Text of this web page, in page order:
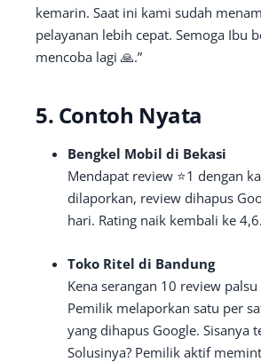
kemarin. Saat ini kami sudah
pelayanan lebih cepat. Semoga Ibu
mencoba lagi 🙏.”
5. Contoh Nyata
Bengkel Mobil di Bekasi
Mendapat review ⭐1 dengan
dilaporkan, review dihapus
hari. Rating naik kembali ke 4,6.
Toko Ritel di Bandung
Kena serangan 10 review palsu
Pemilik melaporkan satu per
yang dihapus Google. Sisanya
Solusinya? Pemilik aktif